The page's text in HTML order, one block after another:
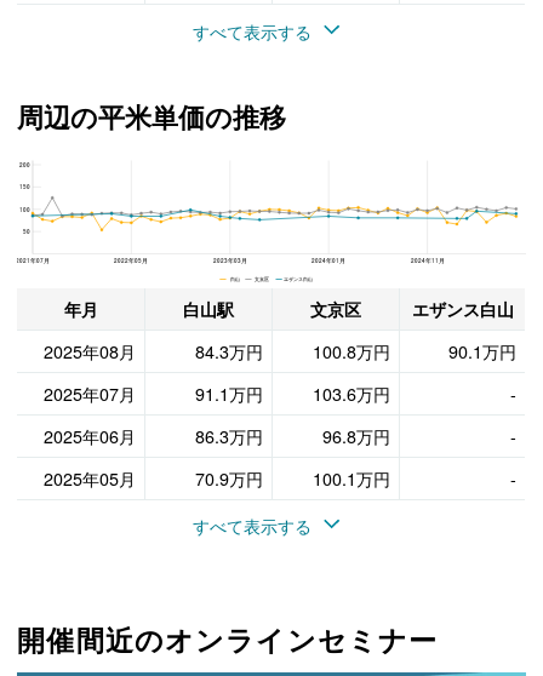
すべて表示する
周辺の平米単価の推移
エザンス白山、文京区と白山駅の周辺の平米単価の推移
2021年07月 2022年05月 2023年03月 2024年01月 2024年11月
200
150
100
50
白山 文京区 エザンス白山
年月 白山駅 文京区
エザンス白山
2025年08月
84.3万円 100.8万円
90.1万円
2025年07月
91.1万円 103.6万円
-
2025年06月
86.3万円 96.8万円
-
2025年05月
70.9万円 100.1万円
-
すべて表示する
開催間近のオンラインセミナー